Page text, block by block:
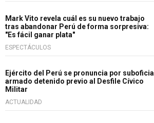
Mark Vito revela cuál es su nuevo trabajo
tras abandonar Perú de forma sorpresiva:
"Es fácil ganar plata"
ESPECTÁCULOS
Ejército del Perú se pronuncia por suboficial
armado detenido previo al Desfile Cívico
Militar
ACTUALIDAD